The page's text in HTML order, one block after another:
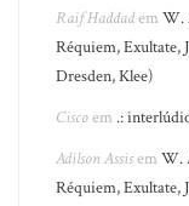
Raif HaddademW.
Réquiem, Exultate,
Dresden, Klee)
Ciscoem .:
Adilson AssisemW.
Réquiem, Exultate,